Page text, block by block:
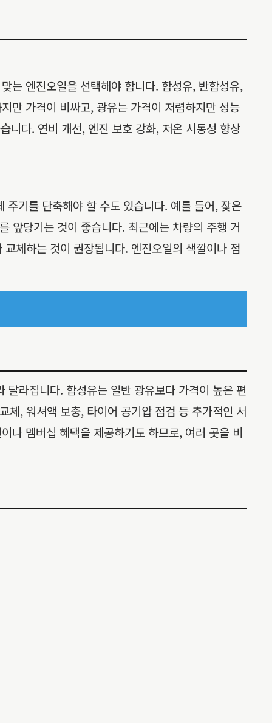
는 엔진오일을 선택해야 합니다. 합성유, 반합성유,
만 가격이 비싸고, 광유는 가격이 저렴하지만 성능
니다. 연비 개선, 엔진 보호 강화, 저온 시동성 향상
기를 단축해야 할 수도 있습니다. 예를 들어, 잦은
앞당기는 것이 좋습니다. 최근에는 차량의 주행 거
체하는 것이 권장됩니다. 엔진오일의 색깔이나 점
라집니다. 합성유는 일반 광유보다 가격이 높은 편
체, 워셔액 보충, 타이어 공기압 점검 등 추가적인 서
나 멤버십 혜택을 제공하기도 하므로, 여러 곳을 비